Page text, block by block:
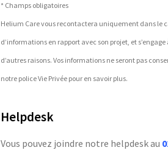
* Champs obligatoires
Helium Care vous recontactera uniquement dans le
d’informations en rapport avec son projet, et
d’autres raisons. Vos informations ne seront pas
notre police Vie Privée pour en savoir plus.
Helpdesk
Vous pouvez joindre notre helpdesk au